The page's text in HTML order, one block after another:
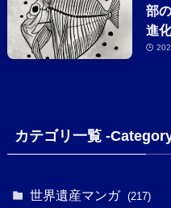
部
進
カテゴリ一覧 -
世界遺産マンガ (217)